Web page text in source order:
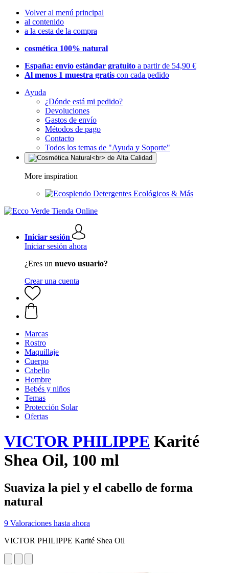
Volver al menú principal
al contenido
a la cesta de la compra
cosmética 100% natural
España: envío estándar gratuito a partir de 54,90 €
Al menos 1 muestra gratis con cada pedido
Ayuda
¿Dónde está mi pedido?
Devoluciones
Gastos de envío
Métodos de pago
Contacto
Todos los temas de "Ayuda y Soporte"
More inspiration
Detergentes Ecológicos & Más
Iniciar sesión
Iniciar sesión ahora
¿Eres un nuevo usuario?
Crear una cuenta
Marcas
Rostro
Maquillaje
Cuerpo
Cabello
Hombre
Bebés y niños
Temas
Protección Solar
Ofertas
VICTOR PHILIPPE Karité
Shea Oil, 100 ml
Suaviza la piel y el cabello de forma
natural
9 Valoraciones hasta ahora
VICTOR PHILIPPE Karité Shea Oil